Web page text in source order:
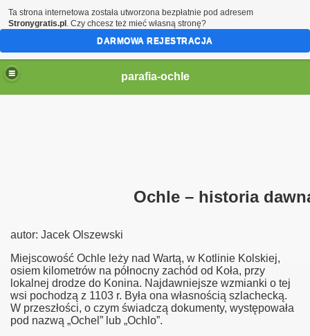
parafia-ochle
Ochle – historia
autor: Jacek Olszewski
Miejscowość Ochle leży nad Wartą, w Kotlinie Kolskiej,
osiem kilometrów na północny zachód od Koła, przy
lokalnej drodze do Konina. Najdawniejsze wzmianki o tej
wsi pochodzą z 1103 r. Była ona własnością szlachecką.
W przeszłości, o czym świadczą dokumenty, występowała
pod nazwą „Ochel” lub „Ochlo”.
Ta strona internetowa została utworzona bezpłatnie pod adresem
Stronygratis.pl . Czy chcesz też mieć własną stronę?
DARMOWA REJESTRACJA